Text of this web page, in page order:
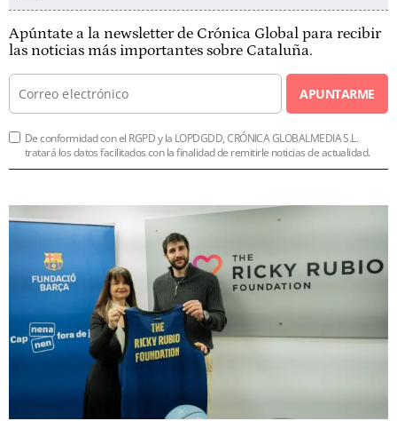
Apúntate a la newsletter de Crónica Global para recibir
las noticias más importantes sobre Cataluña.
APUNTARME
De conformidad con el RGPD y la LOPDGDD, CRÓNICA GLOBALMEDIA S.L.
tratará los datos facilitados con la finalidad de remitirle noticias de actualidad.